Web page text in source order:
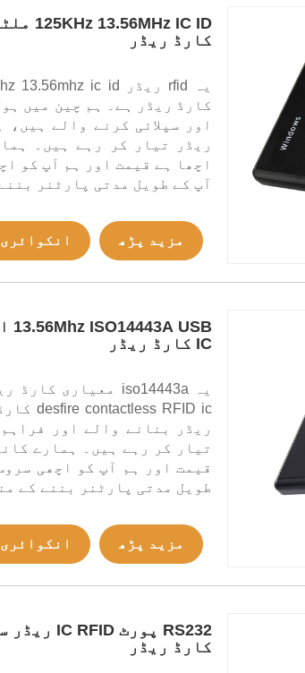
کارڈ ریڈر
کارڈ ریڈر ہے۔ ہم چین میں
اور سپلائی کرنے والے
ریڈر تیار کر رہے ہیں۔
اچھا ہے قیمت اور ہم آپ کو
آپ کے طویل مدتی پارٹنر
مزید پڑھ
IC کارڈ ریڈر
تیار کر رہے ہیں۔ ہمارے
قیمت اور ہم آپ کو اچھی
طویل مدتی پارٹنر بننے کے
مزید پڑھ
کارڈ ریڈر